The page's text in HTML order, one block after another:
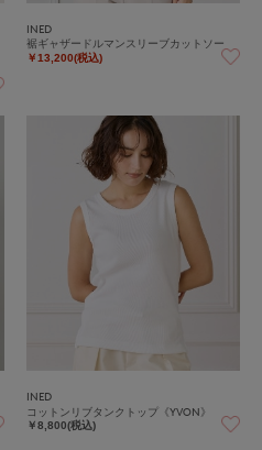
INED
裾ギャザードルマンスリーブカットソー
￥13,200(税込)
INED
コットンリブタンクトップ《YVON》
￥8,800(税込)